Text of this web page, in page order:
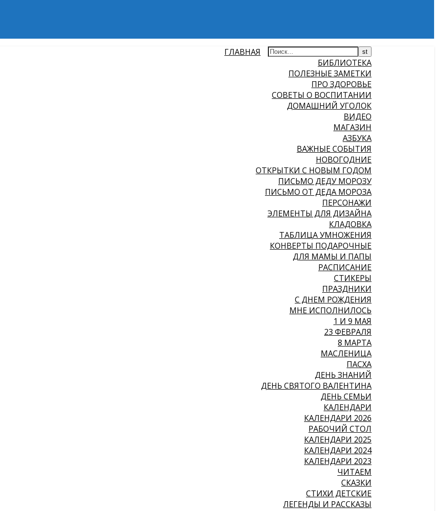
ГЛАВНАЯ
БИБЛИОТЕКА
ПОЛЕЗНЫЕ ЗАМЕТКИ
ПРО ЗДОРОВЬЕ
СОВЕТЫ О ВОСПИТАНИИ
ДОМАШНИЙ УГОЛОК
ВИДЕО
МАГАЗИН
АЗБУКА
ВАЖНЫЕ СОБЫТИЯ
НОВОГОДНИЕ
ОТКРЫТКИ С НОВЫМ ГОДОМ
ПИСЬМО ДЕДУ МОРОЗУ
ПИСЬМО ОТ ДЕДА МОРОЗА
ПЕРСОНАЖИ
ЭЛЕМЕНТЫ ДЛЯ ДИЗАЙНА
КЛАДОВКА
ТАБЛИЦА УМНОЖЕНИЯ
КОНВЕРТЫ ПОДАРОЧНЫЕ
ДЛЯ МАМЫ И ПАПЫ
РАСПИСАНИЕ
СТИКЕРЫ
ПРАЗДНИКИ
С ДНЕМ РОЖДЕНИЯ
МНЕ ИСПОЛНИЛОСЬ
1 И 9 МАЯ
23 ФЕВРАЛЯ
8 МАРТА
МАСЛЕНИЦА
ПАСХА
ДЕНЬ ЗНАНИЙ
ДЕНЬ СВЯТОГО ВАЛЕНТИНА
ДЕНЬ СЕМЬИ
КАЛЕНДАРИ
КАЛЕНДАРИ 2026
РАБОЧИЙ СТОЛ
КАЛЕНДАРИ 2025
КАЛЕНДАРИ 2024
КАЛЕНДАРИ 2023
ЧИТАЕМ
СКАЗКИ
СТИХИ ДЕТСКИЕ
ЛЕГЕНДЫ И РАССКАЗЫ